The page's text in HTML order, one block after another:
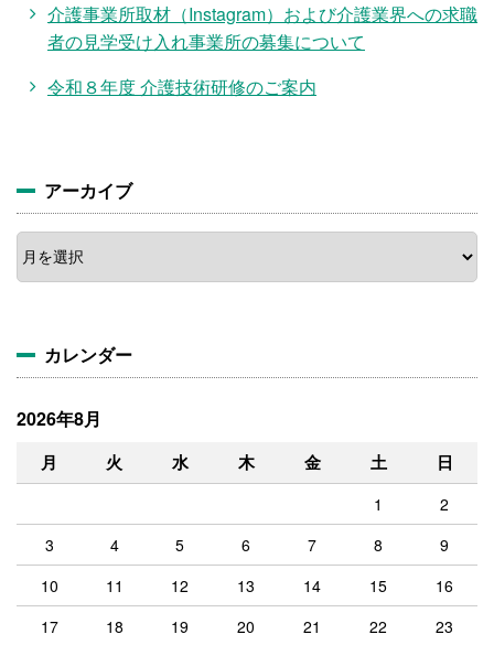
介護事業所取材（Instagram）および介護業界への求職
者の見学受け入れ事業所の募集について
令和８年度 介護技術研修のご案内
アーカイブ
ア
ー
カ
カレンダー
2026年8月
月 火 水 木 金 土 日
1
2
3
4 5 6 7 8
9
10
11 12 13 14 15
16
17
18 19 20 21 22
23